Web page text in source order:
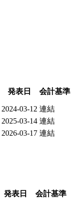
発表日 会計基準
2024-03-12 連結
2025-03-14 連結
2026-03-17 連結
発表日 会計基準